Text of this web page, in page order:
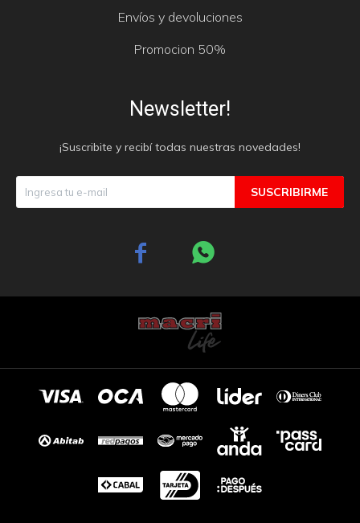
Envíos y devoluciones
Promocion 50%
Newsletter!
¡Suscribite y recibí todas nuestras novedades!
SUSCRIBIRME
 